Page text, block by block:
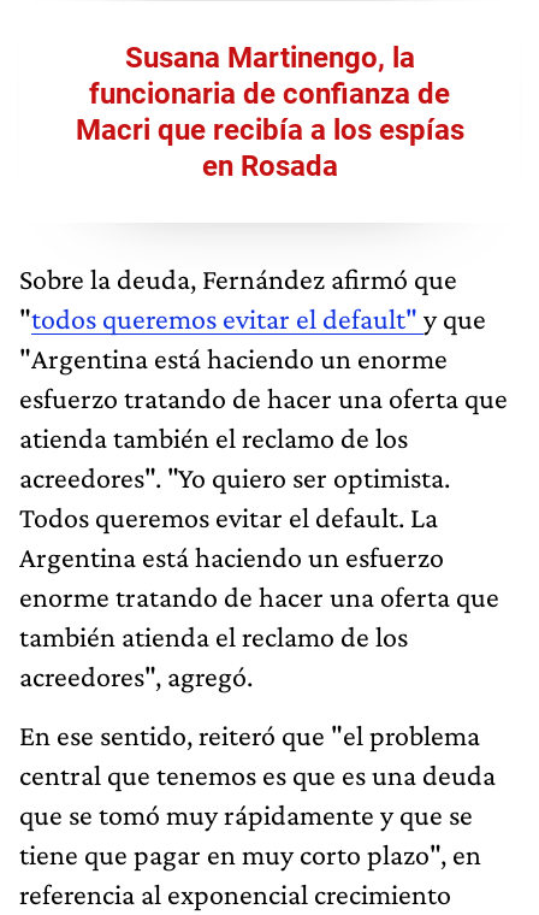
Susana Martinengo, la
funcionaria de confianza de
Macri que recibía a los espías
en Rosada
Sobre la deuda, Fernández afirmó que
"todos queremos evitar el default" y que
"Argentina está haciendo un enorme
esfuerzo tratando de hacer una oferta que
atienda también el reclamo de los
acreedores". "Yo quiero ser optimista.
Todos queremos evitar el default. La
Argentina está haciendo un esfuerzo
enorme tratando de hacer una oferta que
también atienda el reclamo de los
acreedores", agregó.
En ese sentido, reiteró que "el problema
central que tenemos es que es una deuda
que se tomó muy rápidamente y que se
tiene que pagar en muy corto plazo", en
referencia al exponencial crecimiento